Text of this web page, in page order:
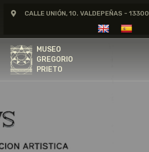
CALLE UNIÓN, 10. VALDEPEÑAS - 13300
MUSEO
GREGORIO
PRIETO
MUSEO
GREGORIO
GREGORIO PRIETO
FUNDACIÓN